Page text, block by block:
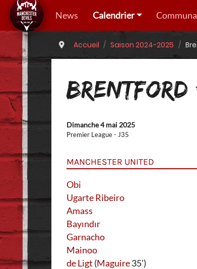
News Calendrier
Accueil Saison 2024-2025
Dimanche 4 mai 2025
Premier League - J35
MANCHESTER UNITED
Obi
Ugarte Ribeiro
Amass
Bayındır
Garnacho
Mainoo
de Ligt (Maguire35')